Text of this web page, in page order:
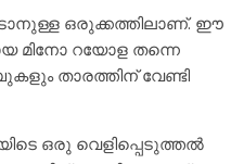
ഒരുക്കത്തിലാണ്. ഈ
മിനോ റയോള തന്നെ
താരത്തിന് വേണ്ടി
ഒരു വെളിപ്പെടുത്തൽ